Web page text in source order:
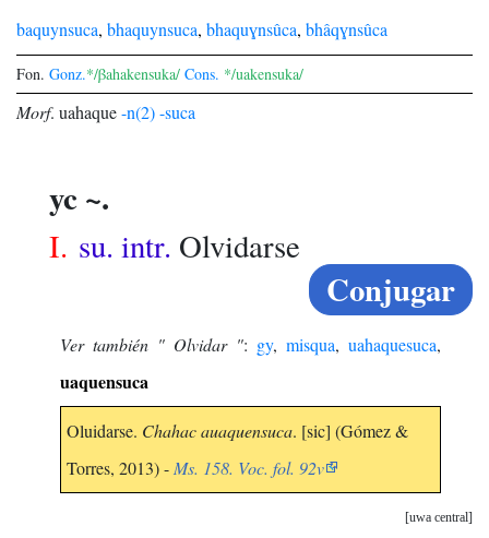
baquynsuca, bhaquynsuca, bhaquɣnsûca, bhâqɣnsûca
Fon. Gonz.*/βahakensuka/ Cons. */uakensuka/
Morf. uahaque-n(2)-suca
yc ~.
I. su. intr. Olvidarse
Conjugar
Ver también " Olvidar ": gy,misqua,uahaquesuca,
uaquensuca
Oluidarse. Chahac auaquensuca. [sic] (Gómez &
Torres, 2013) - Ms. 158. Voc. fol. 92v
uwa central